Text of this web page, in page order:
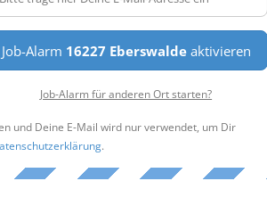
Job-Alarm 16227 Eberswaldeaktivieren
Job-Alarm für anderen Ort starten?
und Deine E-Mail wird nur verwendet, um Dir
.